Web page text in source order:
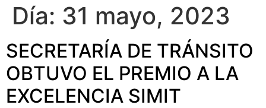
Día: 31 mayo, 2023
SECRETARÍA DE TRÁNSITO
OBTUVO EL PREMIO A LA
EXCELENCIA SIMIT